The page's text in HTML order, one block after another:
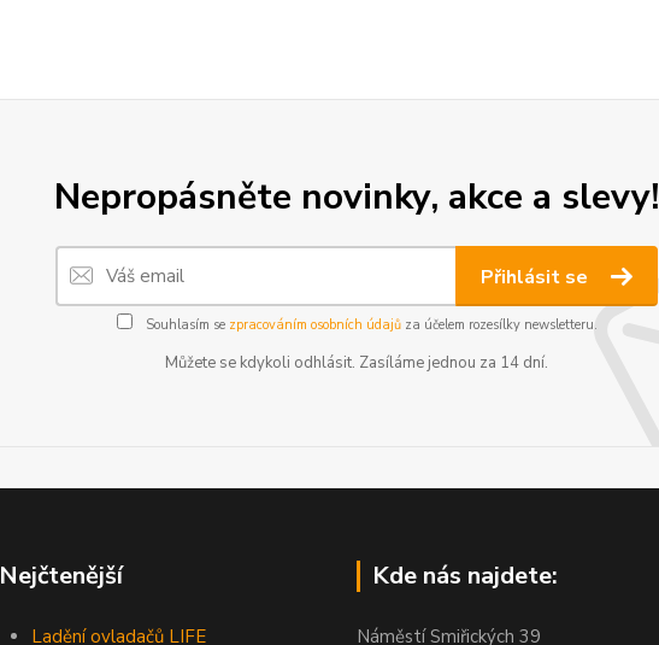
Nepropásněte novinky, akce a slevy!
Přihlásit se
Souhlasím se zpracováním osobních údajůza účelem rozesílky newsletteru.
Můžete se kdykoli odhlásit. Zasíláme jednou za 14 dní.
Nejčtenější
Ladění ovladačů LIFE
Kde nás najdete:
Náměstí Smiřických 39